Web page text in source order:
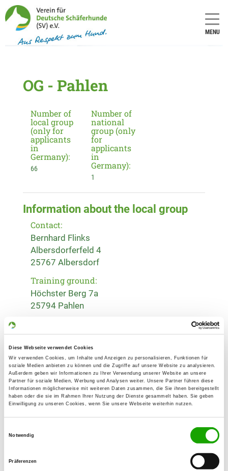
Diese Webseite verwendet Cookies
Wir verwenden Cookies, um Inhalte und Anzeigen zu personalisieren, Funktionen für
soziale Medien anbieten zu können und die Zugriffe auf unsere Website zu analysieren.
Außerdem geben wir Informationen zu Ihrer Verwendung unserer Website an unsere
Partner für soziale Medien, Werbung und Analysen weiter. Unsere Partner führen diese
Informationen möglicherweise mit weiteren Daten zusammen, die Sie ihnen bereitgestellt
haben oder die sie im Rahmen Ihrer Nutzung der Dienste gesammelt haben. Sie geben
Einwilligung zu unseren Cookies, wenn Sie unsere Webseite weiterhin nutzen.
Notwendig
Präferenzen
MENU
OG - Pahlen
Number of
local group
(only for
applicants
in
Germany):
66
Number of
national
group (only
for
applicants
in
Germany):
1
Information about the local group
Contact:
Bernhard Flinks
Albersdorferfeld 4
25767 Albersdorf
Training ground:
Höchster Berg 7a
25794 Pahlen
04835 950345
Fax:
04835 950346
Handy:
0171 7028186
info@b-flinks.de
Offer: